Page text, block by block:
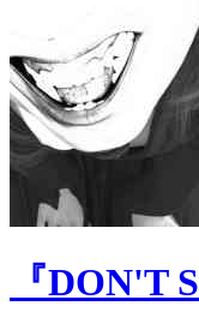
『DON'T